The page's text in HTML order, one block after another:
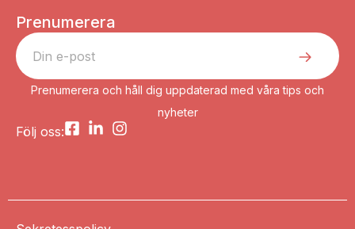
Prenumerera
Prenumerera och håll dig uppdaterad med våra tips och
nyheter
Följ oss: